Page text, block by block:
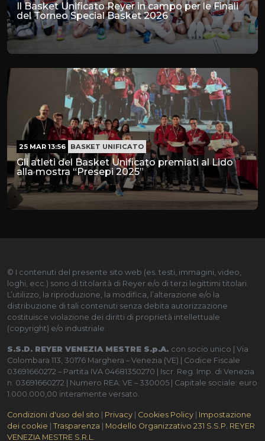
Il Basket Unificato Reyer in campo per le Finali
del Torneo Special Basket 2026
Gli atleti del Basket Unificato premiati al Lido
alla mostra “Presepi 2025”
25 MAR 13:56 BASKET UNIFICATO
© I contenuti del presente sito web (es. testi, immagini, video,
loghi, ecc.) sono di titolarità di Reyer e/o di terzi legittimi titolari.
L’utilizzo, la riproduzione, la modifica, l’alterazione e/o la
distribuzione di tali contenuti senza debita autorizzazione
costituisce violazione dei diritti di proprietà intellettuale
(copyright) e/o industriale.
S.S.D. REYER VENEZIA MESTRE S.p.A. con socio unico | Via
Colombara 113, 30176 Marghera – Venezia (VE) | Codice Fiscale
03691660272 – Partita IVA 04681350270 | Iscr. Reg. Imp. di Venezia
n. 03691660272 | Numero REA: VE – 330005 | Capitale sociale: euro
1.000.000,00 interamente versato.
Condizioni d'uso del sito Privacy Cookies Policy
Impostazione
dei cookie
Trasparenza
Modello Organizzativo 231 S.S.P. REYER
VENEZIA MESTRE S.R.L.